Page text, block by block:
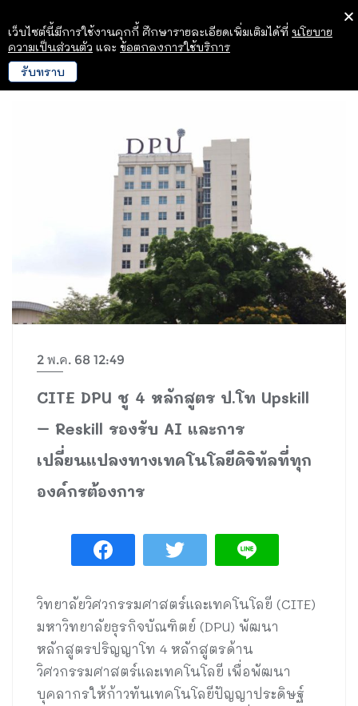
2 พ.ค. 68 12:49
CITE DPU ชู 4 หลักสูตร ป.โท Upskill
– Reskill รองรับ AI และการ
เปลี่ยนแปลงทางเทคโนโลยีดิจิทัลที่ทุก
องค์กรต้องการ
วิทยาลัยวิศวกรรมศาสตร์และเทคโนโลยี (CITE)
มหาวิทยาลัยธุรกิจบัณฑิตย์ (DPU) พัฒนา
หลักสูตรปริญญาโท 4 หลักสูตรด้าน
วิศวกรรมศาสตร์และเทคโนโลยี เพื่อพัฒนา
บุคลากรให้ก้าวทันเทคโนโลยีปัญญาประดิษฐ์
เว็บไซต์นี้มีการใช้งานคุกกี้ ศึกษารายละเอียดเพิ่มเติมได้ที่ นโยบาย
ความเป็นส่วนตัว และ ข้อตกลงการใช้บริการ
รับทราบ